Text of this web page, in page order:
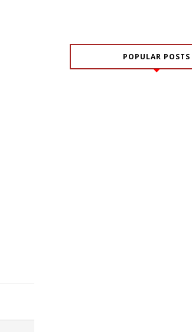
POPULAR POSTS